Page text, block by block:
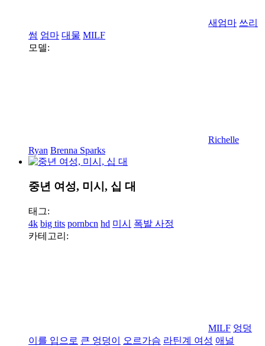
새엄마 쓰리
썸 엄마 대물 MILF
모델:
Richelle
Ryan Brenna Sparks
중년 여성, 미시, 십 대
태그:
4k big tits pornbcn hd 미시
폭발 사정
카테고리:
MILF 엉덩
이를 입으로 큰 엉덩이 오르가슴 라틴계 여성 애널